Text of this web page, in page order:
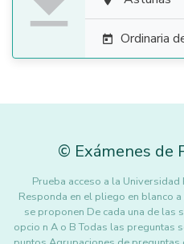
 Ordinaria
© Exámenes de
Prueba acceso a la
Responda en el pliego en blanco
se proponen De cada una de las
opcio n A o B Todas las preguntas